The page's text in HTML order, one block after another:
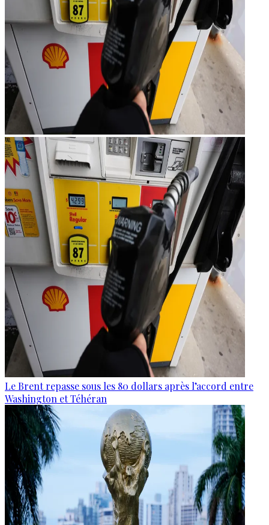
Le Brent repasse sous les 80 dollars après l’accord entre
Washington et Téhéran